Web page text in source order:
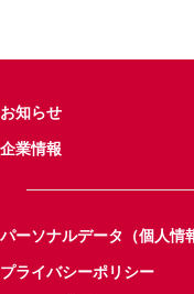
お知らせ
企業情報
パーソナルデータ（個人情
プライバシーポリシー